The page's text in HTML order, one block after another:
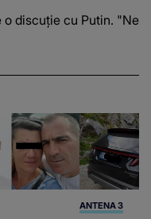
o discuție cu Putin. "Ne
ANTENA 3